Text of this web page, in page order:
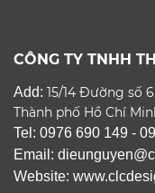
CÔNG TY TNHH
Add: 15/14 Đường số
Thành phố Hồ Chí
Tel: 0976 690 149 -
Email:
Website: